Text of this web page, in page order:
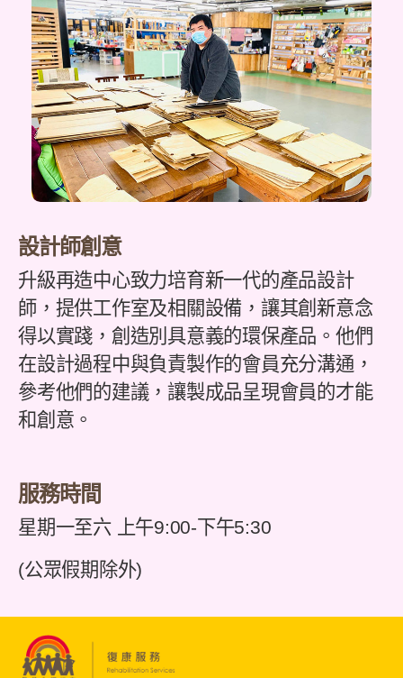
設計師創意
升級再造中心致力培育新一代的產品設計
師，提供工作室及相關設備，讓其創新意念
得以實踐，創造別具意義的環保產品。他們
在設計過程中與負責製作的會員充分溝通，
參考他們的建議，讓製成品呈現會員的才能
和創意。
服務時間
星期一至六 上午9:00-下午5:30
(公眾假期除外)